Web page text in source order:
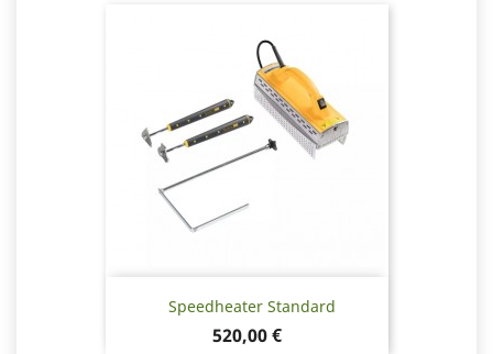
Speedheater Standard
Pris
520,00 €